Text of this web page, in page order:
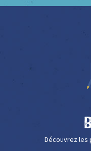
Découvrez les